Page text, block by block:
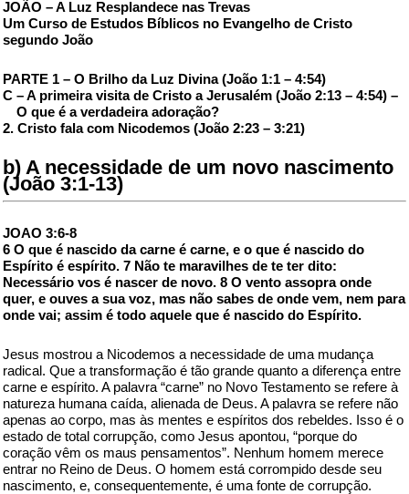
JOÃO – A Luz Resplandece nas Trevas
Um Curso de Estudos Bíblicos no Evangelho de Cristo
segundo João
PARTE 1 – O Brilho da Luz Divina (João 1:1 – 4:54)
C – A primeira visita de Cristo a Jerusalém (João 2:13 – 4:54) –
O que é a verdadeira adoração?
2. Cristo fala com Nicodemos (João 2:23 – 3:21)
b) A necessidade de um novo nascimento
(João 3:1-13)
JOAO 3:6-8
6 O que é nascido da carne é carne, e o que é nascido do
Espírito é espírito. 7 Não te maravilhes de te ter dito:
Necessário vos é nascer de novo. 8 O vento assopra onde
quer, e ouves a sua voz, mas não sabes de onde vem, nem para
onde vai; assim é todo aquele que é nascido do Espírito.
Jesus mostrou a Nicodemos a necessidade de uma mudança
radical. Que a transformação é tão grande quanto a diferença entre
carne e espírito. A palavra “carne” no Novo Testamento se refere à
natureza humana caída, alienada de Deus. A palavra se refere não
apenas ao corpo, mas às mentes e espíritos dos rebeldes. Isso é o
estado de total corrupção, como Jesus apontou, “porque do
coração vêm os maus pensamentos”. Nenhum homem merece
entrar no Reino de Deus. O homem está corrompido desde seu
nascimento, e, consequentemente, é uma fonte de corrupção.